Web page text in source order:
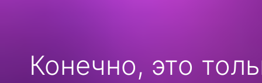
Конечно, это